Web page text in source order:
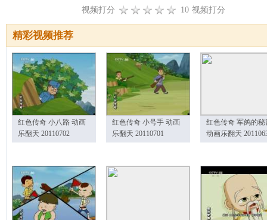
视频打分 10 视频打分
精彩视频推荐
红色传奇 小八路 动画
乐翻天 20110702
红色传奇 小号手 动画
乐翻天 20110701
红色传奇 军鸽的秘
动画乐翻天